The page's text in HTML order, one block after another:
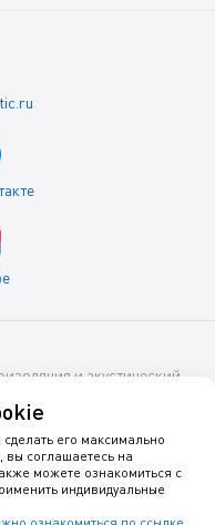
и акустический
информационный
публичной
его максимально
соглашаетесь на
можете ознакомиться с
индивидуальные